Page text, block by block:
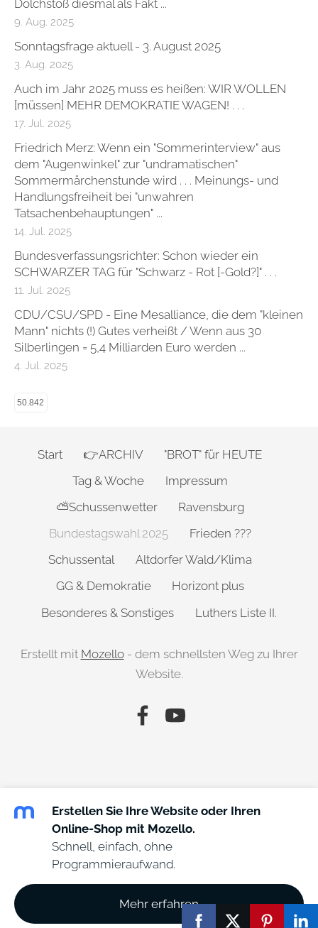
Dolchstoß diesmal als Fakt ...
9. Aug. 2025
Sonntagsfrage aktuell - 3. August 2025
3. Aug. 2025
Auch im Jahr 2025 muss es heißen: WIR WOLLEN
[müssen] MEHR DEMOKRATIE WAGEN! . . .
17. Jul. 2025
Friedrich Merz: Wenn ein "Sommerinterview" aus
dem "Augenwinkel" zur "undramatischen"
Sommermärchenstunde wird . . . Meinungs- und
Handlungsfreiheit bei "unwahren
Tatsachenbehauptungen" ...
14. Jul. 2025
Bundesverfassungsrichter: Schon wieder ein
SCHWARZER TAG für "Schwarz - Rot [-Gold?]" . . .
11. Jul. 2025
CDU/CSU/SPD - Eine Mesalliance, die dem "kleinen
Mann" nichts (!) Gutes verheißt / Wenn aus 30
Silberlingen = 5,4 Milliarden Euro werden ...
4. Jul. 2025
50.842
Start 👉ARCHIV
"BROT" für HEUTE
Tag & Woche
Impressum
⛅Schussenwetter
Ravensburg
Bundestagswahl 2025
Frieden ???
Schussental
Altdorfer Wald/Klima
GG & Demokratie
Horizont plus
Besonderes & Sonstiges
Luthers Liste II.
Erstellt mit Mozello- dem schnellsten Weg zu Ihrer
Website.
Erstellen Sie Ihre Website oder Ihren
Online-Shop mit Mozello.
Schnell, einfach, ohne
Programmieraufwand.
Mehr erfahren